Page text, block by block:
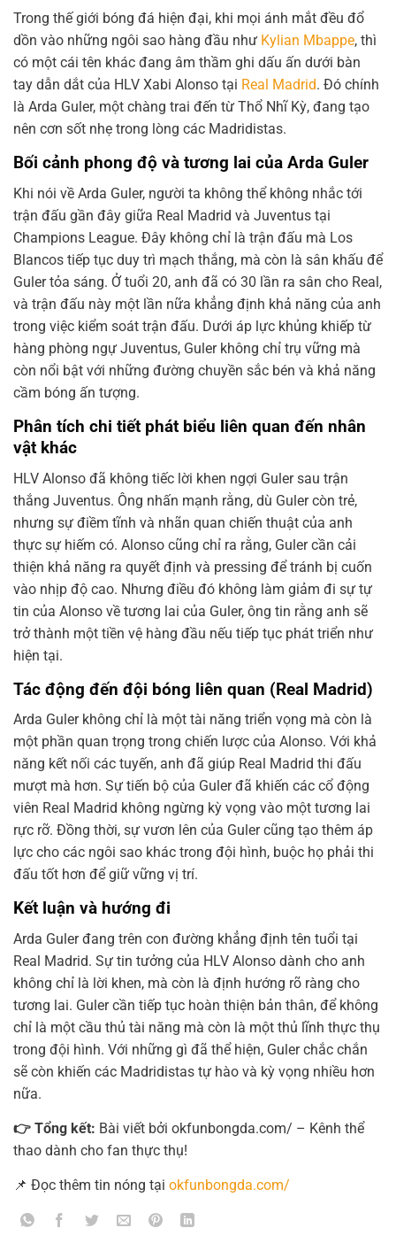
Trong thế giới bóng đá hiện đại, khi mọi ánh mắt đều đổ
dồn vào những ngôi sao hàng đầu như Kylian Mbappe, thì
có một cái tên khác đang âm thầm ghi dấu ấn dưới bàn
tay dẫn dắt của HLV Xabi Alonso tại Real Madrid. Đó chính
là Arda Guler, một chàng trai đến từ Thổ Nhĩ Kỳ, đang tạo
nên cơn sốt nhẹ trong lòng các Madridistas.
Bối cảnh phong độ và tương lai của Arda Guler
Khi nói về Arda Guler, người ta không thể không nhắc tới
trận đấu gần đây giữa Real Madrid và Juventus tại
Champions League. Đây không chỉ là trận đấu mà Los
Blancos tiếp tục duy trì mạch thắng, mà còn là sân khấu để
Guler tỏa sáng. Ở tuổi 20, anh đã có 30 lần ra sân cho Real,
và trận đấu này một lần nữa khẳng định khả năng của anh
trong việc kiểm soát trận đấu. Dưới áp lực khủng khiếp từ
hàng phòng ngự Juventus, Guler không chỉ trụ vững mà
còn nổi bật với những đường chuyền sắc bén và khả năng
cầm bóng ấn tượng.
Phân tích chi tiết phát biểu liên quan đến nhân
vật khác
HLV Alonso đã không tiếc lời khen ngợi Guler sau trận
thắng Juventus. Ông nhấn mạnh rằng, dù Guler còn trẻ,
nhưng sự điềm tĩnh và nhãn quan chiến thuật của anh
thực sự hiếm có. Alonso cũng chỉ ra rằng, Guler cần cải
thiện khả năng ra quyết định và pressing để tránh bị cuốn
vào nhịp độ cao. Nhưng điều đó không làm giảm đi sự tự
tin của Alonso về tương lai của Guler, ông tin rằng anh sẽ
trở thành một tiền vệ hàng đầu nếu tiếp tục phát triển như
hiện tại.
Tác động đến đội bóng liên quan (Real Madrid)
Arda Guler không chỉ là một tài năng triển vọng mà còn là
một phần quan trọng trong chiến lược của Alonso. Với khả
năng kết nối các tuyến, anh đã giúp Real Madrid thi đấu
mượt mà hơn. Sự tiến bộ của Guler đã khiến các cổ động
viên Real Madrid không ngừng kỳ vọng vào một tương lai
rực rỡ. Đồng thời, sự vươn lên của Guler cũng tạo thêm áp
lực cho các ngôi sao khác trong đội hình, buộc họ phải thi
đấu tốt hơn để giữ vững vị trí.
Kết luận và hướng đi
Arda Guler đang trên con đường khẳng định tên tuổi tại
Real Madrid. Sự tin tưởng của HLV Alonso dành cho anh
không chỉ là lời khen, mà còn là định hướng rõ ràng cho
tương lai. Guler cần tiếp tục hoàn thiện bản thân, để không
chỉ là một cầu thủ tài năng mà còn là một thủ lĩnh thực thụ
trong đội hình. Với những gì đã thể hiện, Guler chắc chắn
sẽ còn khiến các Madridistas tự hào và kỳ vọng nhiều hơn
nữa.
👉 Tổng kết: Bài viết bởi okfunbongda.com/ – Kênh thể
thao dành cho fan thực thụ!
📌 Đọc thêm tin nóng tại okfunbongda.com/